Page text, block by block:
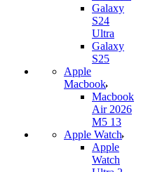
Galaxy
S24
Ultra
Galaxy
S25
Apple
Macbook
Macbook
Air 2026
M5 13
Apple Watch
Apple
Watch